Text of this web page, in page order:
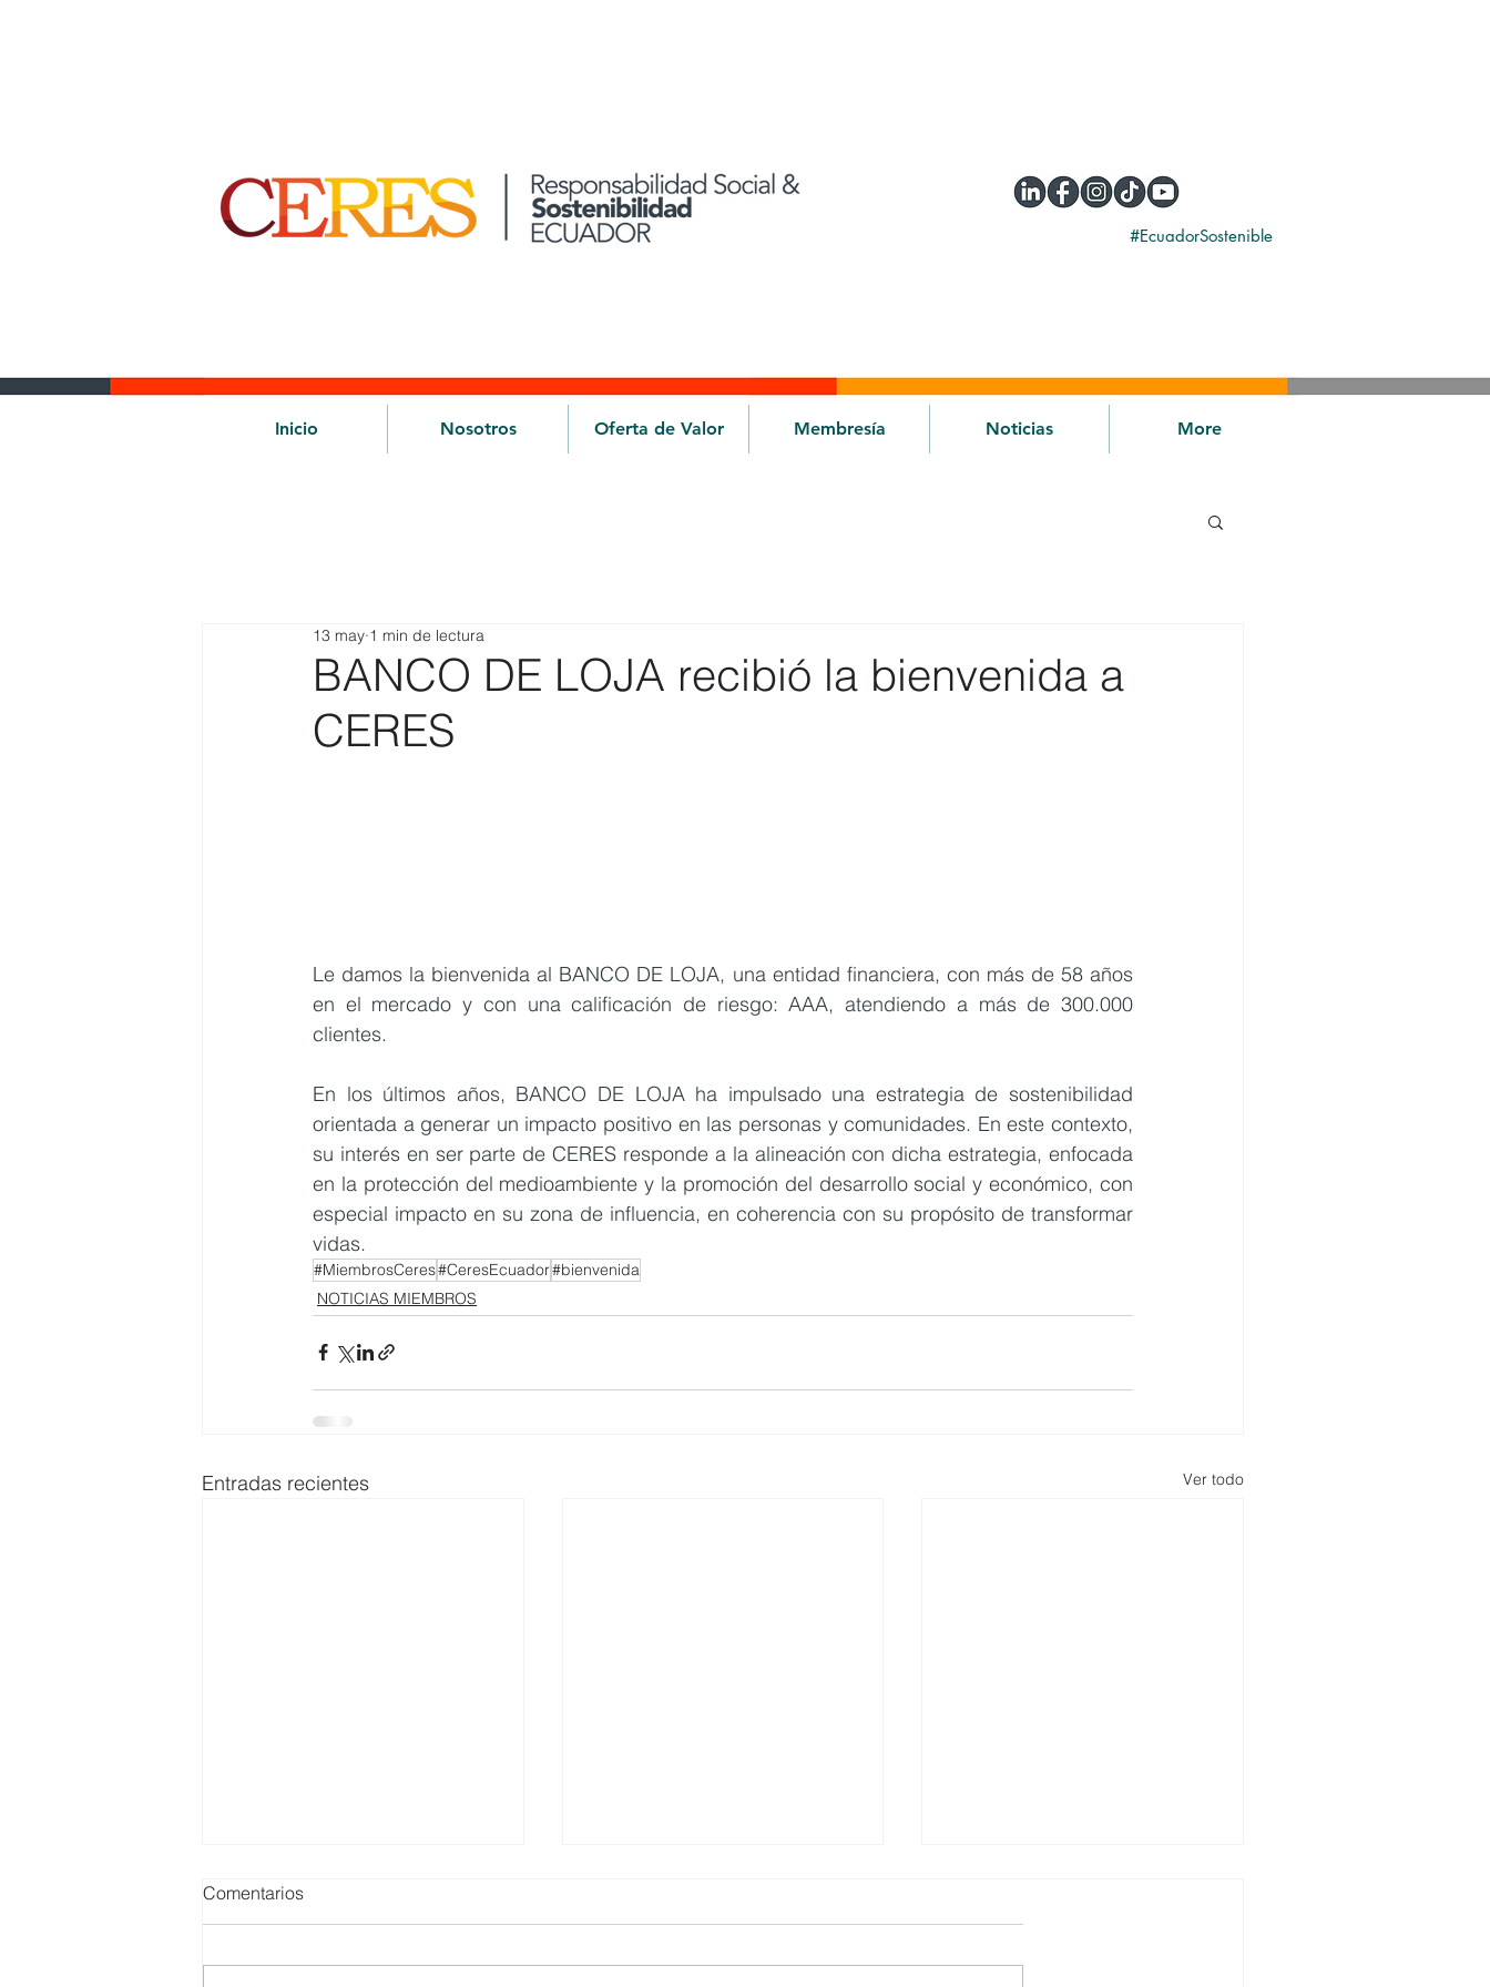
#EcuadorSostenible
Inicio Nosotros Oferta de Valor Membresía Noticias More
BANCO DE LOJA recibió la bienvenida a
CERES
13 may 1 min de lectura
Le damos la bienvenida al BANCO DE LOJA, una entidad financiera, con más de 58 años
en el mercado y con una calificación de riesgo: AAA, atendiendo a más de 300.000
clientes.
En los últimos años, BANCO DE LOJA ha impulsado una estrategia de sostenibilidad
orientada a generar un impacto positivo en las personas y comunidades. En este contexto,
su interés en ser parte de CERES responde a la alineación con dicha estrategia, enfocada
en la protección del medioambiente y la promoción del desarrollo social y económico, con
especial impacto en su zona de influencia, en coherencia con su propósito de transformar
vidas.
#MiembrosCeres#CeresEcuador#bienvenida
NOTICIAS MIEMBROS
Entradas recientes Ver todo
Comentarios